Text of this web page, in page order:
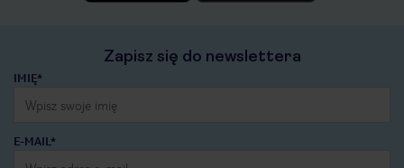
Zapisz się do newslettera
IMIĘ*
E-MAIL*